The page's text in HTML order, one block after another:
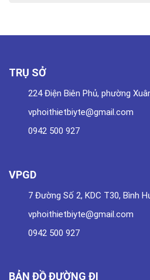
TRỤ SỞ
224 Điện Biên Phủ, phường
vphoithietbiyte@gmail.com
0942 500 927
VPGD
7 Đường Số 2, KDC T30, Bình
vphoithietbiyte@gmail.com
0942 500 927
BẢN ĐỒ ĐƯỜNG ĐI